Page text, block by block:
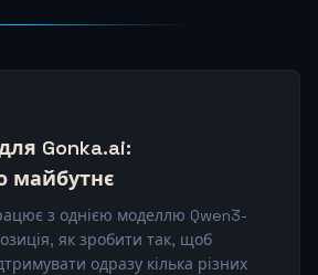
Gonka.ai:
майбутнє
з однією моделлю Qwen3-
як зробити так, щоб
одразу кілька різних